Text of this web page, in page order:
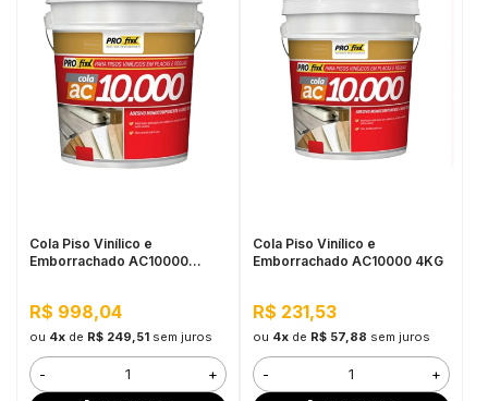
Cola Piso Vinílico e
Emborrachado AC10000
R$ 998,04
ou 4xde R$ 249,51 sem juros
- +
Cola Piso Vinílico e
Emborrachado AC10000 4KG
R$ 231,53
ou 4xde R$ 57,88 sem juros
- +